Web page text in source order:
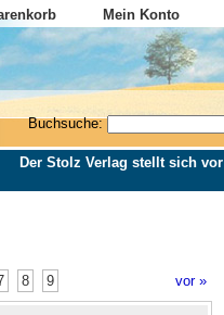
Mein Konto
Buchsuche:
Der Stolz Verlag stellt sich vor
8 9 vor »